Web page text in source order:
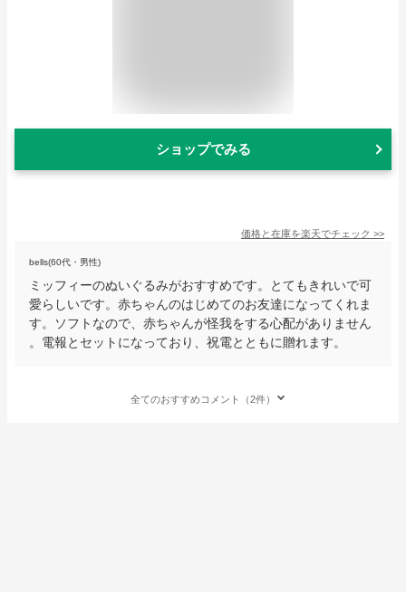
ショップでみる
価格と在庫を楽天でチェック >>
bells(60代・男性)
ミッフィーのぬいぐるみがおすすめです。とてもきれいで可
愛らしいです。赤ちゃんのはじめてのお友達になってくれま
す。ソフトなので、赤ちゃんが怪我をする心配がありません
。電報とセットになっており、祝電とともに贈れます。
全てのおすすめコメント（2件）